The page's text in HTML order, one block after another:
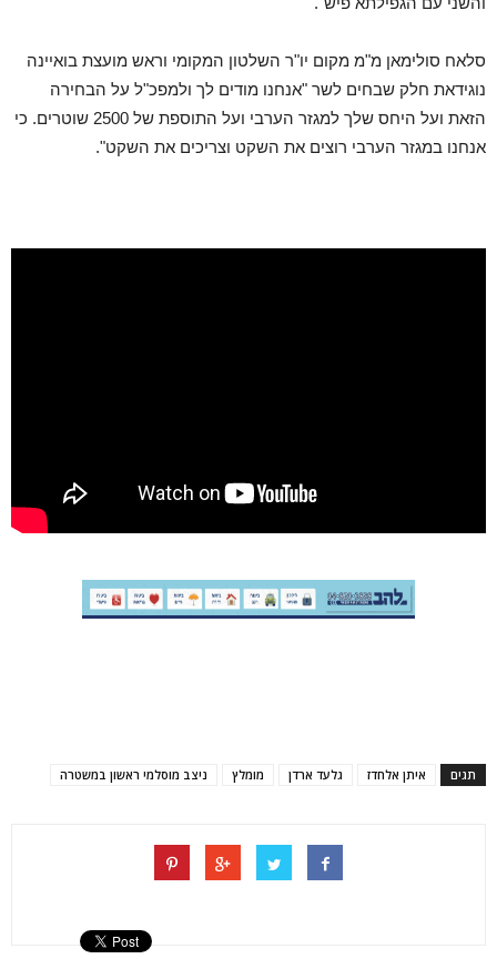
סלאח סולימאן מ"מ מקום יו"ר השלטון המקומי וראש מועצת בואיינה
נוגידאת חלק שבחים לשר "אנחנו מודים לך ולמפכ"ל על הבחירה
הזאת ועל היחס שלך למגזר הערבי ועל התוספת של 2500 שוטרים. כי
אנחנו במגזר הערבי רוצים את השקט וצריכים את השקט".
תגים איתן אלחדז גלעד ארדן מומלץ ניצב מוסלמי ראשון במשטרה